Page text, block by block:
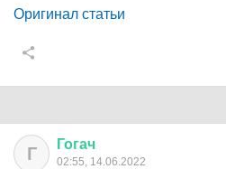
Оригинал статьи
Г Гогач
02:55, 14.06.2022